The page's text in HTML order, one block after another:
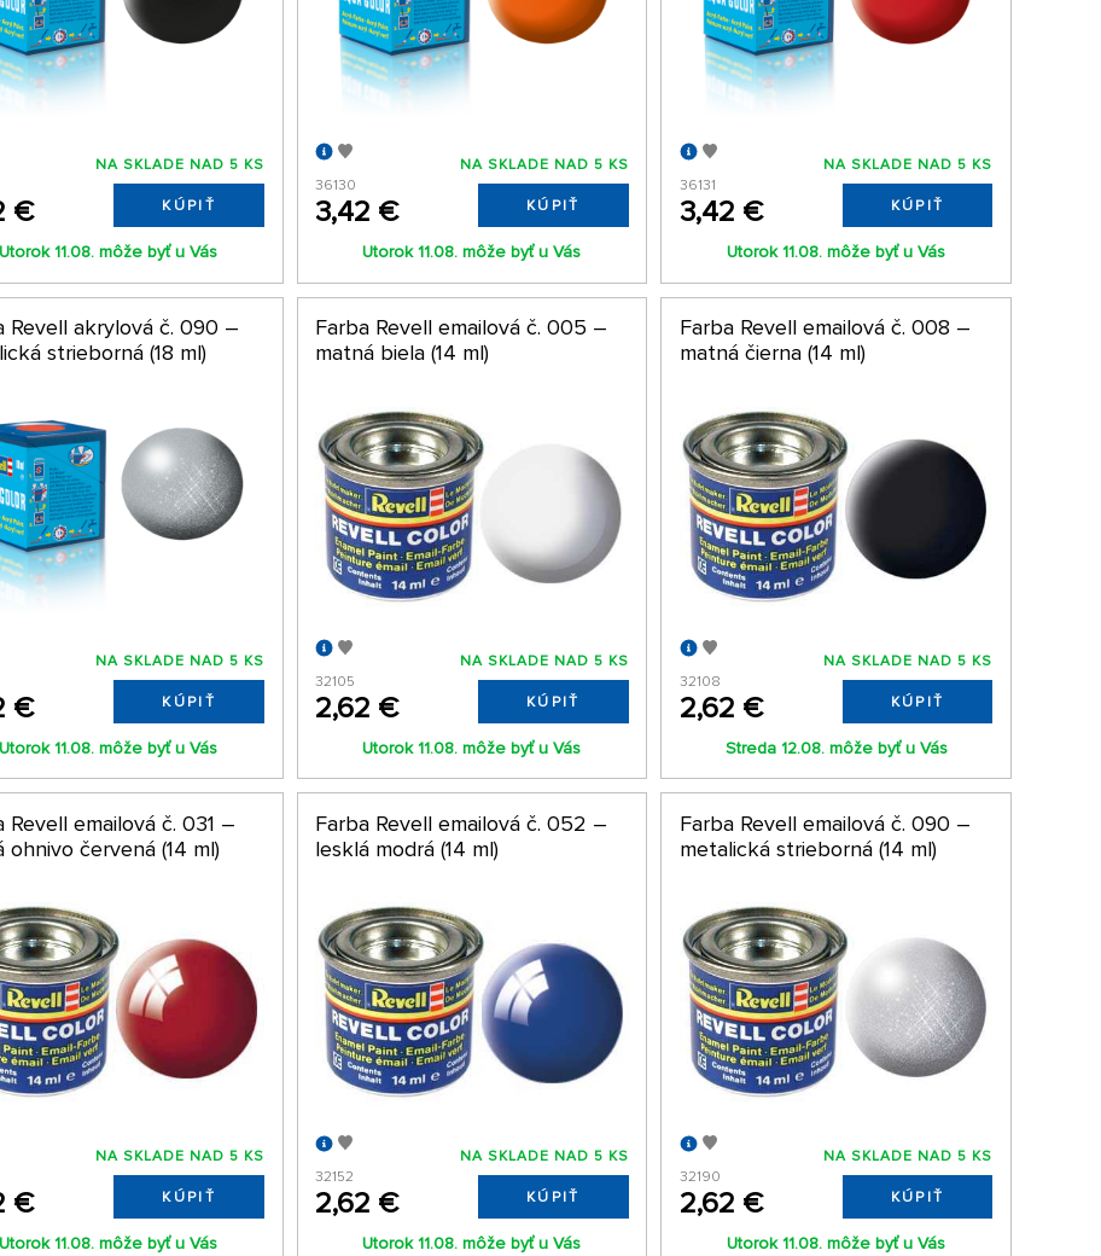
€
NA SKLADE NAD 5 KS
KÚPIŤ
Utorok 11.08. môže byť u Vás
36130
3,42 €
NA SKLADE NAD 5 KS
KÚPIŤ
Utorok 11.08. môže byť u Vás
36131
3,42 €
NA SKLADE NAD 5 KS
KÚPIŤ
Utorok 11.08. môže byť u Vás
Revell akrylová č. 090 –
strieborná (18 ml)
€
NA SKLADE NAD 5 KS
KÚPIŤ
Utorok 11.08. môže byť u Vás
Farba Revell emailová č. 005 –
matná biela (14 ml)
32105
2,62 €
NA SKLADE NAD 5 KS
KÚPIŤ
Utorok 11.08. môže byť u Vás
Farba Revell emailová č. 008 –
matná čierna (14 ml)
32108
2,62 €
NA SKLADE NAD 5 KS
KÚPIŤ
Streda 12.08. môže byť u Vás
Revell emailová č. 031 –
ohnivo červená (14 ml)
€
NA SKLADE NAD 5 KS
KÚPIŤ
Utorok 11.08. môže byť u Vás
Farba Revell emailová č. 052 –
lesklá modrá (14 ml)
32152
2,62 €
NA SKLADE NAD 5 KS
KÚPIŤ
Utorok 11.08. môže byť u Vás
Farba Revell emailová č. 090 –
metalická strieborná (14 ml)
32190
2,62 €
NA SKLADE NAD 5 KS
KÚPIŤ
Utorok 11.08. môže byť u Vás